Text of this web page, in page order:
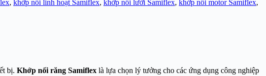
, khớp nối linh hoạt Samiflex, khớp nối lưới Samiflex, khớp nối motor Samiflex,
bị. Khớp nối răng Samiflex là lựa chọn lý tưởng cho các ứng dụng công nghiệp